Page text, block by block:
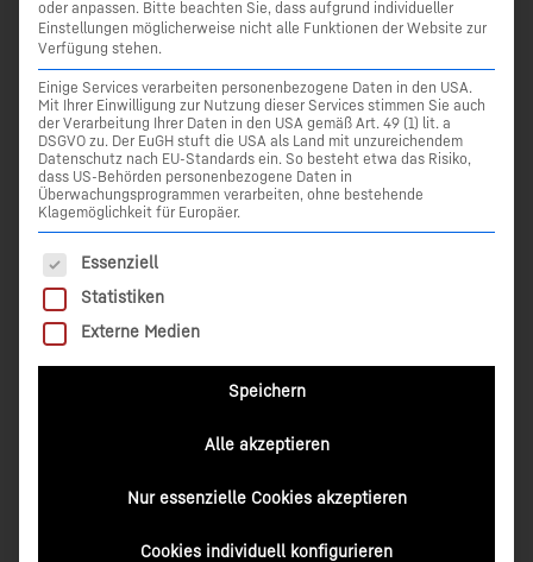
Spaß an Ihren Messaufgaben.
Den CS20 Feldrechner gibt es in 3 Versionen:
CS20 Basic
CS20 mit internem 4G LTE Modem
CS20 mit internem 4G LTE Modem und integriertem
DISTO
Optional ist für das Arbeiten mit eigener GNSS-Basis das
Ansteckmodul CGR4 (nur Empfang) erhältlich.
oder anpassen. Bitte beachten Sie, dass aufgrund individueller
Einstellungen möglicherweise nicht alle Funktionen der Website zur
Verfügung stehen.
Einige Services verarbeiten personenbezogene Daten in den USA.
Mit Ihrer Einwilligung zur Nutzung dieser Services stimmen Sie auch
der Verarbeitung Ihrer Daten in den USA gemäß Art. 49 (1) lit. a
DSGVO zu. Der EuGH stuft die USA als Land mit unzureichendem
Datenschutz nach EU-Standards ein. So besteht etwa das Risiko,
dass US-Behörden personenbezogene Daten in
Überwachungsprogrammen verarbeiten, ohne bestehende
Klagemöglichkeit für Europäer.
Es folgt eine Liste der Service-Gruppen, für die eine
Essenziell
Statistiken
Externe Medien
Speichern
Alle akzeptieren
Nur essenzielle Cookies akzeptieren
Cookies individuell konfigurieren